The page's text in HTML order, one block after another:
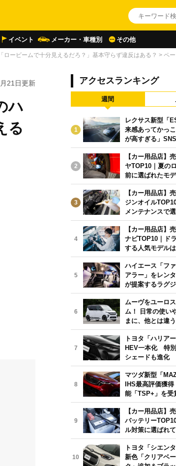
イベント メーカー・車種別 その他
ービームで十分見えるだろ？」基本守らず違反はある？ > ペ
21日更新
ハ
る
アクセスランキング
週間
1
レクサス新型「
来感あってかっ
が高すぎる」
2
【カー用品店】
ヤTOP10｜夏の
前に選ばれたモ
年6月版】
3
【カー用品店】
ジンオイル
メンテナンスで
気モデルは？【
4
【カー用品店】
ナビTOP10｜ド
する人気モデル
月版】
5
ハイエース「フ
アラー」をレン
が提案するラグ
動体験
6
ムーヴをユーロ
ム！ 日常の使い
まに、他とは違
7
トヨタ「ハリア
HEV一本化 特
シェードも進化
8
マツダ新型「
IHS最高評価獲
能「TSP+」を受
9
【カー用品店】
バッテリー
ル対策に選ばれ
ルは？【2026年6
10
トヨタ「シエン
新色「クリアベ